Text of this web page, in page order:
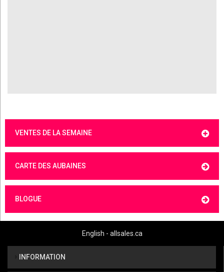
VENTES DE LA SEMAINE
CARTE DES AUBAINES
BLOGUE
English - allsales.ca
INFORMATION